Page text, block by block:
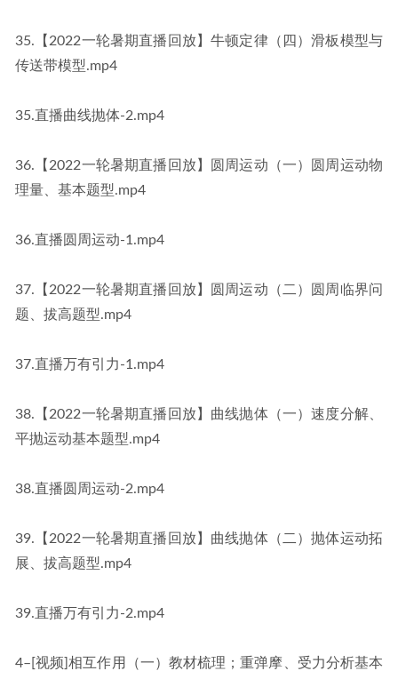
35.【2022一轮暑期直播回放】牛顿定律（四）滑板模型与
传送带模型.mp4
35.直播曲线抛体-2.mp4
36.【2022一轮暑期直播回放】圆周运动（一）圆周运动物
理量、基本题型.mp4
36.直播圆周运动-1.mp4
37.【2022一轮暑期直播回放】圆周运动（二）圆周临界问
题、拔高题型.mp4
37.直播万有引力-1.mp4
38.【2022一轮暑期直播回放】曲线抛体（一）速度分解、
平抛运动基本题型.mp4
38.直播圆周运动-2.mp4
39.【2022一轮暑期直播回放】曲线抛体（二）抛体运动拓
展、拔高题型.mp4
39.直播万有引力-2.mp4
4–[视频]相互作用（一）教材梳理；重弹摩、受力分析基本